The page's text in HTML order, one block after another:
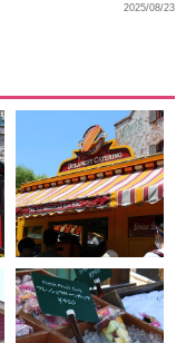
2025/08/23